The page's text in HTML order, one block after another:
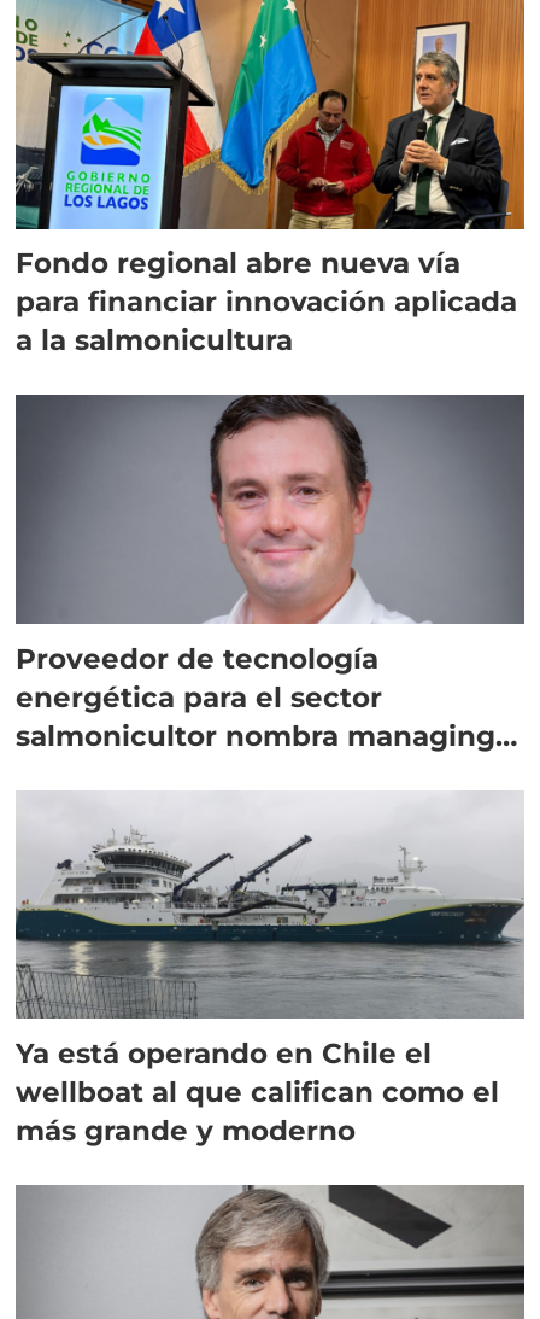
Fondo regional abre nueva vía
para financiar innovación aplicada
a la salmonicultura
Proveedor de tecnología
energética para el sector
salmonicultor nombra managing
Ya está operando en Chile el
wellboat al que califican como el
más grande y moderno